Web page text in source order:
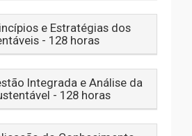
e Estratégias dos
- 128 horas
Integrada e Análise da
- 128 horas